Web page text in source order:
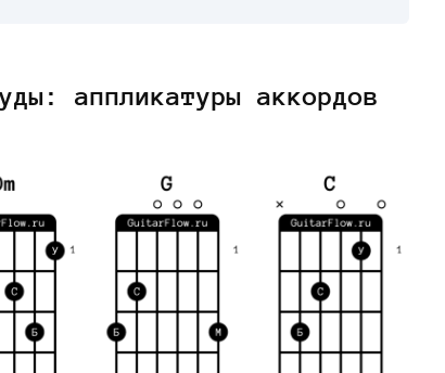
аппликатуры аккордов